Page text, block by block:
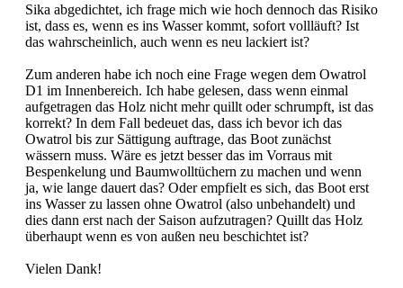
Sika abgedichtet, ich frage mich wie hoch dennoch das Risiko
ist, dass es, wenn es ins Wasser kommt, sofort vollläuft? Ist
das wahrscheinlich, auch wenn es neu lackiert ist?
Zum anderen habe ich noch eine Frage wegen dem Owatrol
D1 im Innenbereich. Ich habe gelesen, dass wenn einmal
aufgetragen das Holz nicht mehr quillt oder schrumpft, ist das
korrekt? In dem Fall bedeuet das, dass ich bevor ich das
Owatrol bis zur Sättigung auftrage, das Boot zunächst
wässern muss. Wäre es jetzt besser das im Vorraus mit
Bespenkelung und Baumwolltüchern zu machen und wenn
ja, wie lange dauert das? Oder empfielt es sich, das Boot erst
ins Wasser zu lassen ohne Owatrol (also unbehandelt) und
dies dann erst nach der Saison aufzutragen? Quillt das Holz
überhaupt wenn es von außen neu beschichtet ist?
Vielen Dank!